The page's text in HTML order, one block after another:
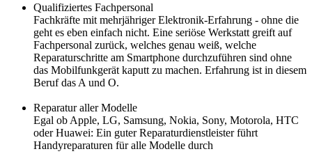
Qualifiziertes Fachpersonal
Fachkräfte mit mehrjähriger Elektronik-Erfahrung - ohne die
geht es eben einfach nicht. Eine seriöse Werkstatt greift auf
Fachpersonal zurück, welches genau weiß, welche
Reparaturschritte am Smartphone durchzuführen sind ohne
das Mobilfunkgerät kaputt zu machen. Erfahrung ist in diesem
Beruf das A und O.
Reparatur aller Modelle
Egal ob Apple, LG, Samsung, Nokia, Sony, Motorola, HTC
oder Huawei: Ein guter Reparaturdienstleister führt
Handyreparaturen für alle Modelle durch